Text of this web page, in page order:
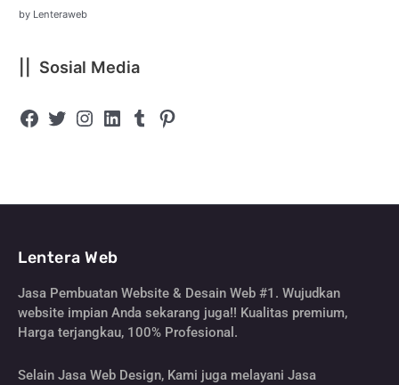
by Lenteraweb
|| Sosial Media
Lentera Web
Jasa Pembuatan Website & Desain Web #1. Wujudkan
website impian Anda sekarang juga!! Kualitas premium,
Harga terjangkau, 100% Profesional.
Selain Jasa Web Design, Kami juga melayani Jasa